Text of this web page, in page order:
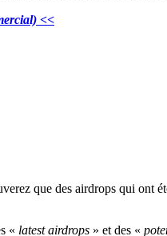
<<
que des airdrops qui ont
« latest airdrops » et des «